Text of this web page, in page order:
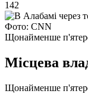
142
Фото: CNN
Щонайменше
Місцева
Щонайменше